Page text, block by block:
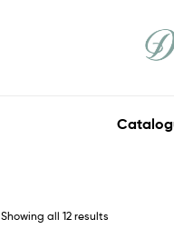
Anciens
Showing all 12 results